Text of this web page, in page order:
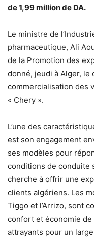
de 1,99 million de DA.
Le ministre de
pharmaceutique, Ali
de la Promotion des
donné, jeudi à Alger, le
commercialisation des
« Chery ».
L’une des
est son engagement
ses modèles pour
conditions de conduite
cherche à offrir une
clients algériens. Les
Tiggo et l’Arrizo, sont
confort et économie
attrayants pour un